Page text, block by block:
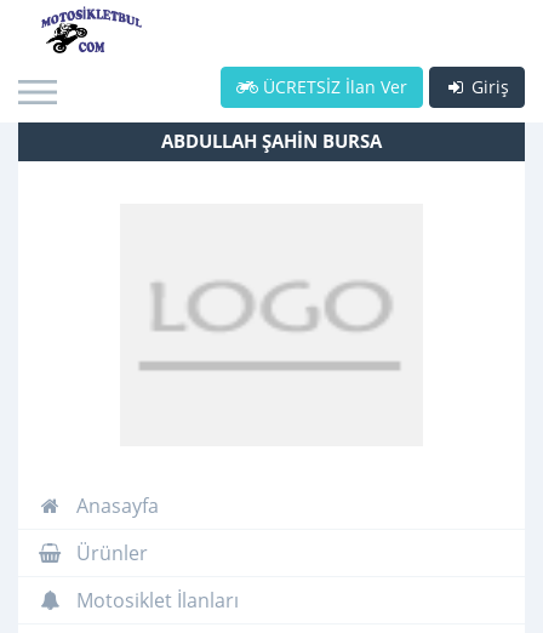
Giriş
ÜCRETSİZ İlan Ver
ABDULLAH ŞAHİN BURSA
Anasayfa
Ürünler
Motosiklet İlanları